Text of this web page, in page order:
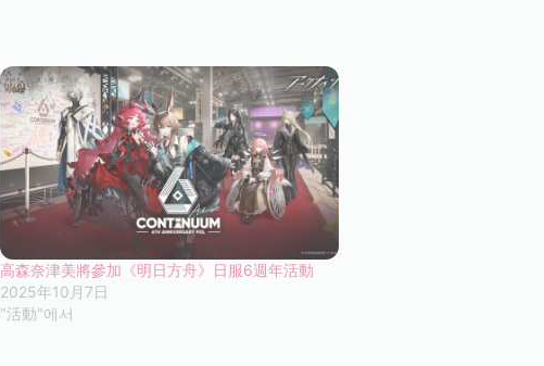
高森奈津美將參加《明日方舟》日服6週年活動
2025年10月7日
"活動"에서